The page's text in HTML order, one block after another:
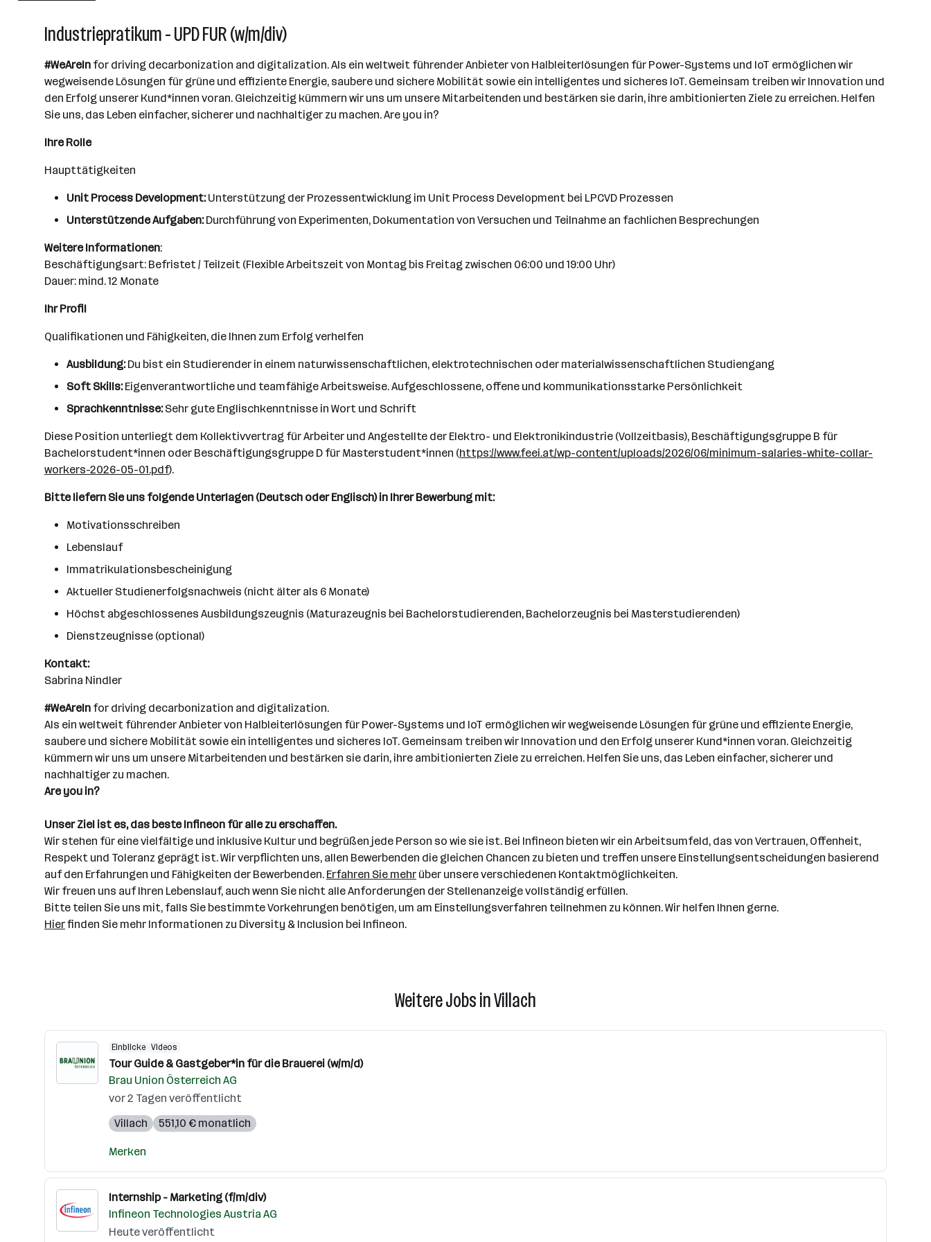
Industriepratikum - UPD FUR (w/m/div)
#WeAreIn for driving decarbonization and digitalization. Als ein weltweit führender Anbieter von Halbleiterlösungen für Power-Systems und IoT ermöglichen wir
wegweisende Lösungen für grüne und effiziente Energie, saubere und sichere Mobilität sowie ein intelligentes und sicheres IoT. Gemeinsam treiben wir Innovation und
den Erfolg unserer Kund*innen voran. Gleichzeitig kümmern wir uns um unsere Mitarbeitenden und bestärken sie darin, ihre ambitionierten Ziele zu erreichen. Helfen
Sie uns, das Leben einfacher, sicherer und nachhaltiger zu machen. Are you in?
Ihre Rolle
Haupttätigkeiten
Unit Process Development:Unterstützung der Prozessentwicklung im Unit Process Development bei LPCVD Prozessen
Unterstützende Aufgaben:Durchführung von Experimenten, Dokumentation von Versuchen und Teilnahme an fachlichen Besprechungen
Weitere Informationen:
Beschäftigungsart: Befristet / Teilzeit (Flexible Arbeitszeit von Montag bis Freitag zwischen 06:00 und 19:00 Uhr)
Dauer: mind. 12 Monate
Ihr Profil
Qualifikationen und Fähigkeiten, die Ihnen zum Erfolg verhelfen
Ausbildung:Du bist ein Studierender in einem naturwissenschaftlichen, elektrotechnischen oder materialwissenschaftlichen Studiengang
Soft Skills:Eigenverantwortliche und teamfähige Arbeitsweise. Aufgeschlossene, offene und kommunikationsstarke Persönlichkeit
Sprachkenntnisse:Sehr gute Englischkenntnisse in Wort und Schrift
Diese Position unterliegt dem Kollektivvertrag für Arbeiter und Angestellte der Elektro- und Elektronikindustrie (Vollzeitbasis), Beschäftigungsgruppe B für
Bachelorstudent*innen oder Beschäftigungsgruppe D für Masterstudent*innen (https://www.feei.at/wp-content/uploads/2026/06/minimum-salaries-white-collar-
workers-2026-05-01.pdf).
Bitte liefern Sie uns folgende Unterlagen (Deutsch oder Englisch) in Ihrer Bewerbung mit:
Motivationsschreiben
Lebenslauf
Immatrikulationsbescheinigung
Aktueller Studienerfolgsnachweis (nicht älter als 6 Monate)
Höchst abgeschlossenes Ausbildungszeugnis (Maturazeugnis bei Bachelorstudierenden, Bachelorzeugnis bei Masterstudierenden)
Dienstzeugnisse (optional)
Kontakt:
Sabrina Nindler
#WeAreIn for driving decarbonization and digitalization.
Als ein weltweit führender Anbieter von Halbleiterlösungen für Power-Systems und IoT ermöglichen wir wegweisende Lösungen für grüne und effiziente Energie,
saubere und sichere Mobilität sowie ein intelligentes und sicheres IoT. Gemeinsam treiben wir Innovation und den Erfolg unserer Kund*innen voran. Gleichzeitig
kümmern wir uns um unsere Mitarbeitenden und bestärken sie darin, ihre ambitionierten Ziele zu erreichen. Helfen Sie uns, das Leben einfacher, sicherer und
nachhaltiger zu machen.
Are you in?
Unser Ziel ist es, das beste Infineon für alle zu erschaffen.
Wir stehen für eine vielfältige und inklusive Kultur und begrüßen jede Person so wie sie ist. Bei Infineon bieten wir ein Arbeitsumfeld, das von Vertrauen, Offenheit,
Respekt und Toleranz geprägt ist. Wir verpflichten uns, allen Bewerbenden die gleichen Chancen zu bieten und treffen unsere Einstellungsentscheidungen basierend
auf den Erfahrungen und Fähigkeiten der Bewerbenden. Erfahren Sie mehr über unsere verschiedenen Kontaktmöglichkeiten.
Wir freuen uns auf Ihren Lebenslauf, auch wenn Sie nicht alle Anforderungen der Stellenanzeige vollständig erfüllen.
Bitte teilen Sie uns mit, falls Sie bestimmte Vorkehrungen benötigen, um am Einstellungsverfahren teilnehmen zu können. Wir helfen Ihnen gerne.
Hierfinden Sie mehr Informationen zu Diversity & Inclusion bei Infineon.
Weitere Jobs in Villach
Einblicke Videos
Tour Guide & Gastgeber*in für die Brauerei (w/m/d)
Brau Union Österreich AG
vor 2 Tagen veröffentlicht
Villach
551,10 € monatlich
Merken
Internship - Marketing (f/m/div)
Infineon Technologies Austria AG
Heute veröffentlicht